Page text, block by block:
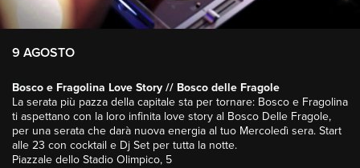
9 AGOSTO
Bosco e Fragolina Love Story // Bosco delle Fragole
La serata più pazza della capitale sta per tornare: Bosco e Fragolina
ti aspettano con la loro infinita love story al Bosco Delle Fragole,
per una serata che darà nuova energia al tuo Mercoledì sera. Start
alle 23 con cocktail e Dj Set per tutta la notte.
Piazzale dello Stadio Olimpico, 5